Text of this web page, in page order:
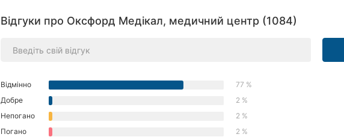
Відгуки про Оксфорд Медікал, медичний центр (1084)
Відмінно
77 %
Добре
2 %
Непогано
2 %
Погано
2 %